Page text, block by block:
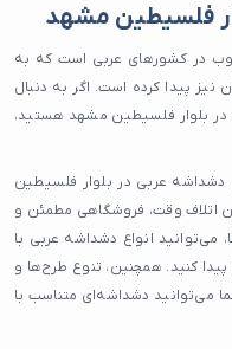
فلسیطین مشهد
در کشورهای عربی است که به
نیز پیدا کرده است. اگر به دنبال
بلوار فلسیطین مشهد هستید،
عربی در بلوار فلسیطین
اتلاف وقت، فروشگاهی مطمئن و
می‌توانید انواع دشداشه عربی با
کنید. همچنین، تنوع طرح‌ها و
می‌توانید دشداشه‌ای متناسب با